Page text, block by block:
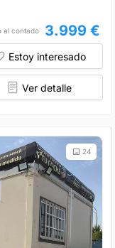
al contado 3.999 €
Estoy interesado
Ver detalle
24